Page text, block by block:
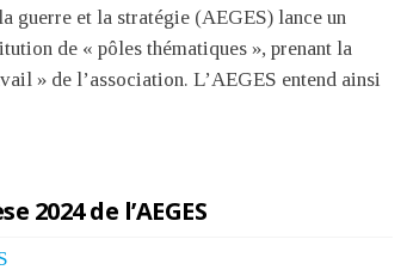
guerre et la stratégie (AEGES) lance un
de « pôles thématiques », prenant la
» de l’association. L’AEGES entend ainsi
2024 de l’AEGES